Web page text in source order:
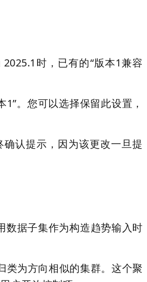
时，已有的“版本1兼容
。您可以选择保留此设置，
认提示，因为该更改一旦提
据子集作为构造趋势输入时
类为方向相似的集群。这个聚